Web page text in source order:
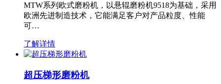
MTW系列欧式磨粉机，以悬辊磨粉机9518为基础，采用
欧洲先进制造技术，它能满足客户对产品粒度、性能
可…
了解详情
超压梯形磨粉机